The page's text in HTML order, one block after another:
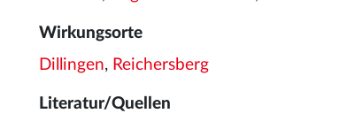
Wirkungsorte
Dillingen, Reichersberg
Literatur/Quellen